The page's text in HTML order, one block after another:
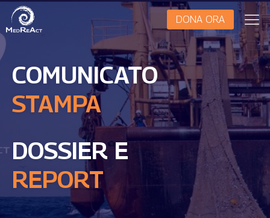
DONA ORA
COMUNICATO
STAMPA
DOSSIER E
REPORT